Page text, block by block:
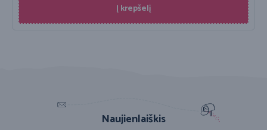
Į krepšelį
Naujienlaiškis